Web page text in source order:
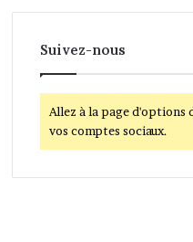
Suivez-nous
Allez à la page
vos comptes sociaux.